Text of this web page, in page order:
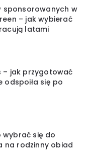
sponsorowanych w
– jak wybierać
latami
– jak przygotować
odspoiła się po
się do
na rodzinny obiad